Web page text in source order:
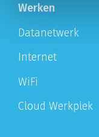
Werken
Datanetwerk
Internet
WiFi
Cloud Werkplek